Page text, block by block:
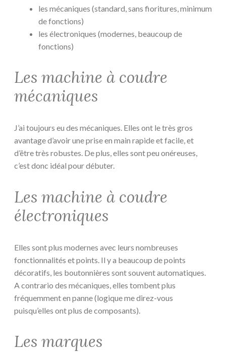
les mécaniques (standard, sans fioritures, minimum
de fonctions)
les électroniques (modernes, beaucoup de
fonctions)
Les machine à coudre
mécaniques
J’ai toujours eu des mécaniques. Elles ont le très gros
avantage d’avoir une prise en main rapide et facile, et
d’être très robustes. De plus, elles sont peu onéreuses,
c’est donc idéal pour débuter.
Les machine à coudre
électroniques
Elles sont plus modernes avec leurs nombreuses
fonctionnalités et points. Il y a beaucoup de points
décoratifs, les boutonnières sont souvent automatiques.
A contrario des mécaniques, elles tombent plus
fréquemment en panne (logique me direz-vous
puisqu’elles ont plus de composants).
Les marques